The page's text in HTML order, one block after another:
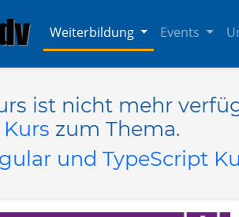
Weiterbildung Events
ist nicht mehr
zum Thema.
und TypeScript